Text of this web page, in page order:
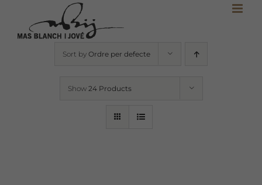
content
Sort by Ordre per defecte
Show 24 Products